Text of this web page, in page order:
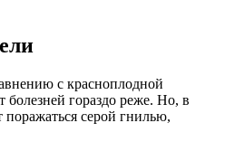
с красноплодной
болезней гораздо реже. Но, в
серой гнилью,